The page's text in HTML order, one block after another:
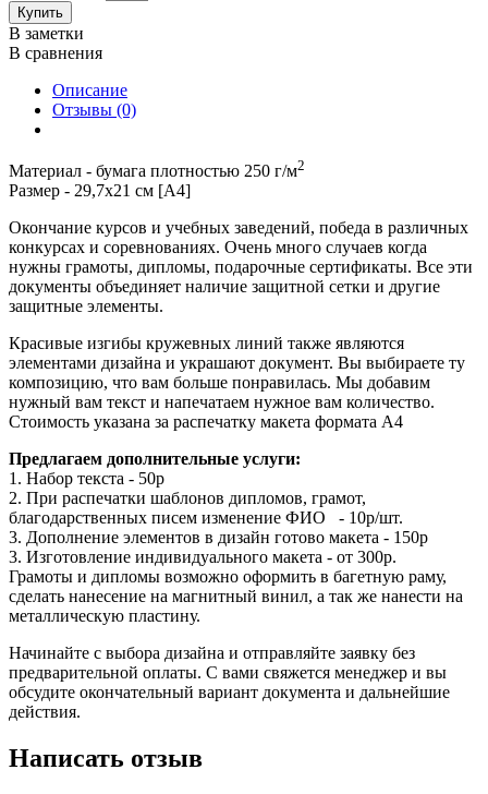
Купить
В заметки
В сравнения
Описание
Отзывы (0)
Материал - бумага плотностью 250 г/м2
Размер - 29,7х21 см [А4]
Окончание курсов и учебных заведений, победа в различных
конкурсах и соревнованиях. Очень много случаев когда
нужны грамоты, дипломы, подарочные сертификаты. Все эти
документы объединяет наличие защитной сетки и другие
защитные элементы.
Красивые изгибы кружевных линий также являются
элементами дизайна и украшают документ. Вы выбираете ту
композицию, что вам больше понравилась. Мы добавим
нужный вам текст и напечатаем нужное вам количество.
Стоимость указана за распечатку макета формата А4
Предлагаем дополнительные услуги:
1. Набор текста - 50р
2. При распечатки шаблонов дипломов, грамот,
благодарственных писем изменение ФИО - 10р/шт.
3. Дополнение элементов в дизайн готово макета - 150р
3. Изготовление индивидуального макета - от 300р.
Грамоты и дипломы возможно оформить в багетную раму,
сделать нанесение на магнитный винил, а так же нанести на
металлическую пластину.
Начинайте с выбора дизайна и отправляйте заявку без
предварительной оплаты. С вами свяжется менеджер и вы
обсудите окончательный вариант документа и дальнейшие
действия.
Написать отзыв